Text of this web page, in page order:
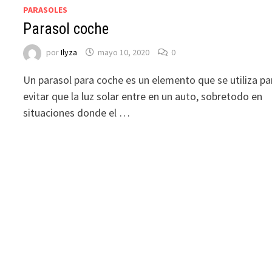
PARASOLES
Parasol coche
porIlyza mayo 10, 2020 0
Un parasol para coche es un elemento que se utiliza
evitar que la luz solar entre en un auto, sobretodo en
situaciones donde el …